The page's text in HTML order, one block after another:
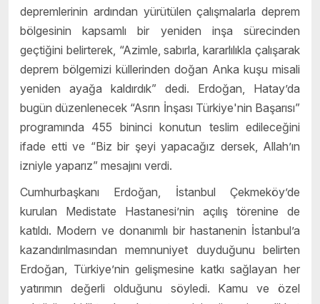
depremlerinin ardından yürütülen çalışmalarla deprem
bölgesinin kapsamlı bir yeniden inşa sürecinden
geçtiğini belirterek, “Azimle, sabırla, kararlılıkla çalışarak
deprem bölgemizi küllerinden doğan Anka kuşu misali
yeniden ayağa kaldırdık” dedi. Erdoğan, Hatay’da
bugün düzenlenecek “Asrın İnşası Türkiye'nin Başarısı”
programında 455 bininci konutun teslim edileceğini
ifade etti ve “Biz bir şeyi yapacağız dersek, Allah’ın
izniyle yaparız” mesajını verdi.
Cumhurbaşkanı Erdoğan, İstanbul Çekmeköy’de
kurulan Medistate Hastanesi’nin açılış törenine de
katıldı. Modern ve donanımlı bir hastanenin İstanbul’a
kazandırılmasından memnuniyet duyduğunu belirten
Erdoğan, Türkiye’nin gelişmesine katkı sağlayan her
yatırımın değerli olduğunu söyledi. Kamu ve özel